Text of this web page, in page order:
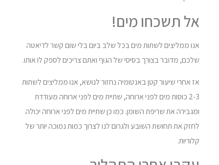
אל תשכחו מים!
אנו ממליצים לשתות מים בכל שלב ביום בלי שום קשר לדיאטה
שלכם, מדובר בצורך בסיסי של הגוף ואתם צריכים לספק לו אותו.
אז אחרי שיעור קטן באנטומיה נחזור לנושא, אנו ממליצים לשתות
2-3 כוסות מים לפני ארוחה, שתיית מים לפני ארוחה מעודדת
ומגבירה את שריפת השומן. כמו כן שתיית מים לפני ארוחה יכולה
לחזק את תחושת השובע ולגרום לנו לצרוך כמות נמוכה יותר של
קלוריות.